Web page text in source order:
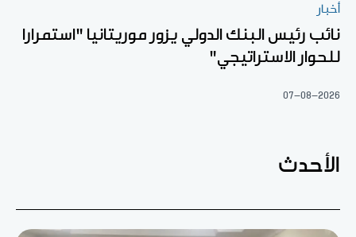
أخبار
نائب رئيس البنك الدولي يزور موريتانيا "استمرارا
للحوار الاستراتيجي"
07-08-2026
الأحدث